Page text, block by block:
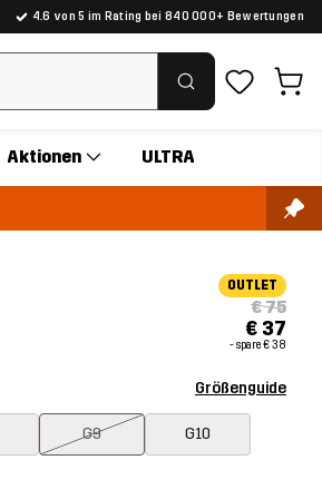
4.6 von 5 im Rating bei 840 000+ Bewertungen
Aktionen ULTRA
OUTLET
€ 75
€ 37
- spare€ 38
Größenguide
G9 G10